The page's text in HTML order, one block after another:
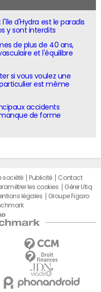
d'Hydra est le paradis
y sont interdits
de plus de 40 ans,
et l'équilibre
si vous voulez une
est même
accidents
de forme
société Publicité
Contact
les cookies
Gérer Utiq
légales
Groupe Figaro